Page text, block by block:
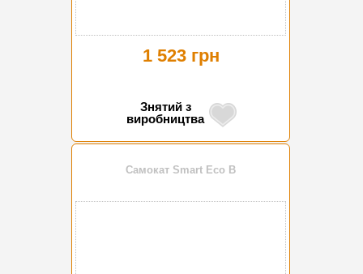
1 523 грн
Знятий з
виробництва
Самокат Smart Eco B